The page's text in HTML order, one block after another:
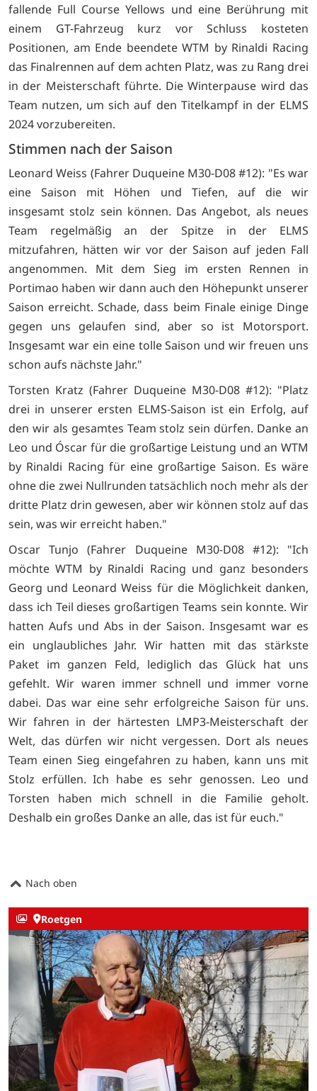
fallende Full Course Yellows und eine Berührung mit
einem GT-Fahrzeug kurz vor Schluss kosteten
Positionen, am Ende beendete WTM by Rinaldi Racing
das Finalrennen auf dem achten Platz, was zu Rang drei
in der Meisterschaft führte. Die Winterpause wird das
Team nutzen, um sich auf den Titelkampf in der ELMS
2024 vorzubereiten.
Stimmen nach der Saison
Leonard Weiss (Fahrer Duqueine M30-D08 #12): "Es war
eine Saison mit Höhen und Tiefen, auf die wir
insgesamt stolz sein können. Das Angebot, als neues
Team regelmäßig an der Spitze in der ELMS
mitzufahren, hätten wir vor der Saison auf jeden Fall
angenommen. Mit dem Sieg im ersten Rennen in
Portimao haben wir dann auch den Höhepunkt unserer
Saison erreicht. Schade, dass beim Finale einige Dinge
gegen uns gelaufen sind, aber so ist Motorsport.
Insgesamt war ein eine tolle Saison und wir freuen uns
schon aufs nächste Jahr."
Torsten Kratz (Fahrer Duqueine M30-D08 #12): "Platz
drei in unserer ersten ELMS-Saison ist ein Erfolg, auf
den wir als gesamtes Team stolz sein dürfen. Danke an
Leo und Óscar für die großartige Leistung und an WTM
by Rinaldi Racing für eine großartige Saison. Es wäre
ohne die zwei Nullrunden tatsächlich noch mehr als der
dritte Platz drin gewesen, aber wir können stolz auf das
sein, was wir erreicht haben."
Oscar Tunjo (Fahrer Duqueine M30-D08 #12): "Ich
möchte WTM by Rinaldi Racing und ganz besonders
Georg und Leonard Weiss für die Möglichkeit danken,
dass ich Teil dieses großartigen Teams sein konnte. Wir
hatten Aufs und Abs in der Saison. Insgesamt war es
ein unglaubliches Jahr. Wir hatten mit das stärkste
Paket im ganzen Feld, lediglich das Glück hat uns
gefehlt. Wir waren immer schnell und immer vorne
dabei. Das war eine sehr erfolgreiche Saison für uns.
Wir fahren in der härtesten LMP3-Meisterschaft der
Welt, das dürfen wir nicht vergessen. Dort als neues
Team einen Sieg eingefahren zu haben, kann uns mit
Stolz erfüllen. Ich habe es sehr genossen. Leo und
Torsten haben mich schnell in die Familie geholt.
Deshalb ein großes Danke an alle, das ist für euch."
Nach oben
Roetgen